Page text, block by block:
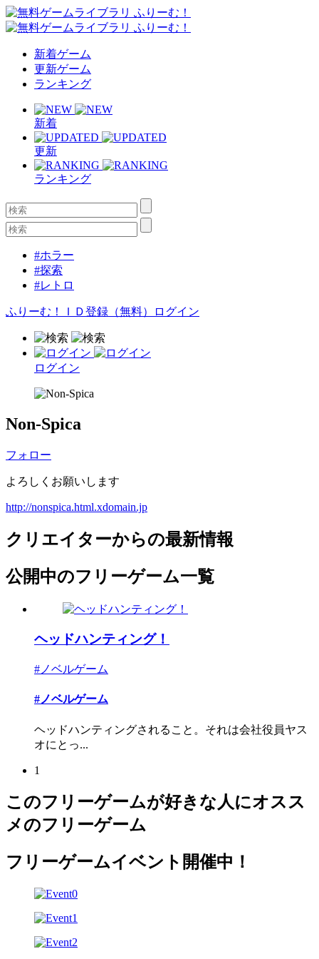
新着ゲーム
更新ゲーム
ランキング
新着
更新
ランキング
#ホラー
#探索
#レトロ
ふりーむ！ＩＤ登録（無料） ログイン
ログイン
Non-Spica
フォロー
よろしくお願いします
http://nonspica.html.xdomain.jp
クリエイターからの最新情報
公開中のフリーゲーム一覧
ヘッドハンティング！
#ノベルゲーム
#ノベルゲーム
ヘッドハンティングされること。それは会社役員ヤス
オにとっ...
1
このフリーゲームが好きな人にオスス
メのフリーゲーム
フリーゲームイベント開催中！